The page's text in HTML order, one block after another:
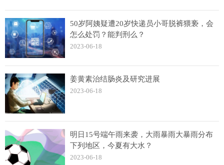
50岁阿姨疑遭20岁快递员小哥脱裤猥亵，会
怎么处罚？能判刑么？
2023-06-18
姜黄素治结肠炎及研究进展
2023-06-18
明日15号端午雨来袭，大雨暴雨大暴雨分布
下列地区，今夏有大水？
2023-06-18